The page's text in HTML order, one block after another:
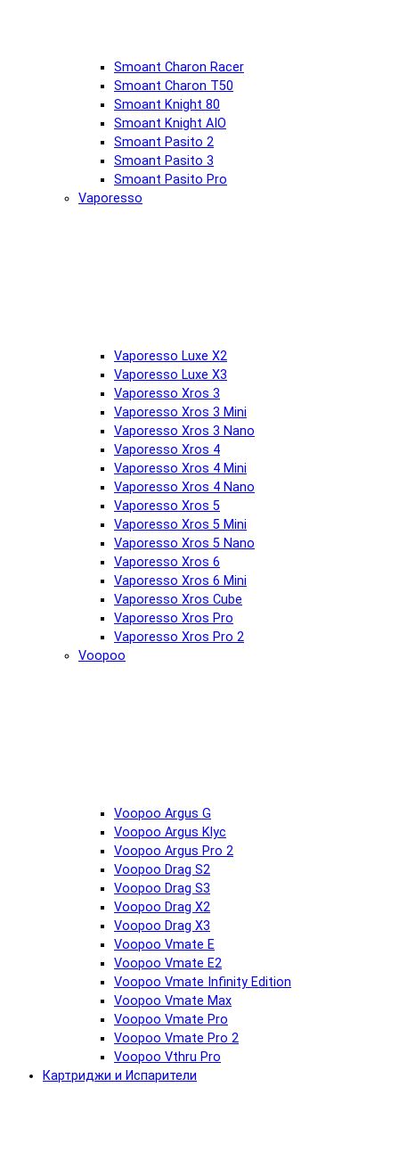
Smoant Charon Racer
Smoant Charon T50
Smoant Knight 80
Smoant Knight AIO
Smoant Pasito 2
Smoant Pasito 3
Smoant Pasito Pro
Vaporesso
Vaporesso Luxe X2
Vaporesso Luxe X3
Vaporesso Xros 3
Vaporesso Xros 3 Mini
Vaporesso Xros 3 Nano
Vaporesso Xros 4
Vaporesso Xros 4 Mini
Vaporesso Xros 4 Nano
Vaporesso Xros 5
Vaporesso Xros 5 Mini
Vaporesso Xros 5 Nano
Vaporesso Xros 6
Vaporesso Xros 6 Mini
Vaporesso Xros Cube
Vaporesso Xros Pro
Vaporesso Xros Pro 2
Voopoo
Voopoo Argus G
Voopoo Argus Klyc
Voopoo Argus Pro 2
Voopoo Drag S2
Voopoo Drag S3
Voopoo Drag X2
Voopoo Drag X3
Voopoo Vmate E
Voopoo Vmate E2
Voopoo Vmate Infinity Edition
Voopoo Vmate Max
Voopoo Vmate Pro
Voopoo Vmate Pro 2
Voopoo Vthru Pro
Картриджи и Испарители